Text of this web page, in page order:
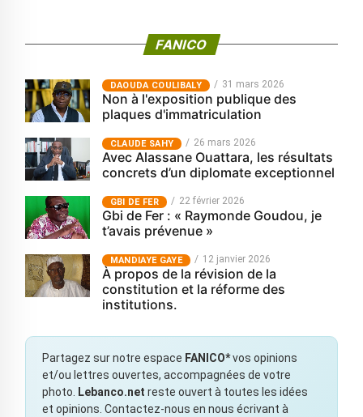
FANICO
‎DAOUDA COULIBALY 31 mars 2026
Non à l'exposition publique des
plaques d'immatriculation
CLAUDE SAHY 26 mars 2026
Avec Alassane Ouattara, les résultats
concrets d’un diplomate exceptionnel
GBI DE FER 22 février 2026
Gbi de Fer : « Raymonde Goudou, je
t’avais prévenue »
MANDIAYE GAYE 12 janvier 2026
À propos de la révision de la
constitution et la réforme des
institutions.
Partagez sur notre espace FANICO*vos opinions
et/ou lettres ouvertes, accompagnées de votre
photo.
Lebanco.net reste ouvert à toutes les idées
et opinions. Contactez-nous en nous écrivant à